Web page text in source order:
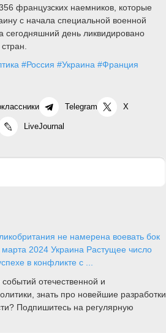
французских наемников, которые
с начала специальной военной
сегодняшний день ликвидировано
#Россия #Украина #Франция
Telegram X
LiveJournal
не намерена воевать бок
марта 2024 Украина Растущее число
в конфликте с ...
событий отечественной и
знать про новейшие разработки
Подпишитесь на регулярную